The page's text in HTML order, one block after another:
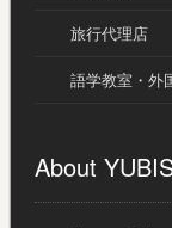
旅行代理店
語学教室・外
About